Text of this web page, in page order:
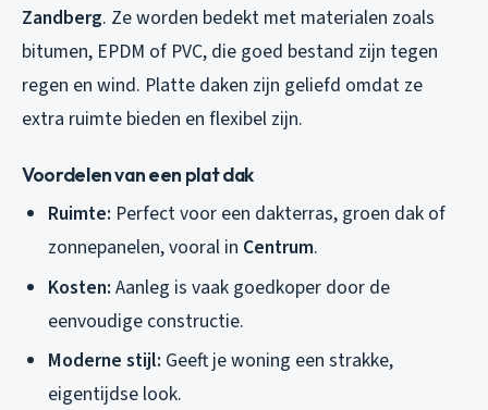
Zandberg. Ze worden bedekt met materialen zoals
bitumen, EPDM of PVC, die goed bestand zijn tegen
regen en wind. Platte daken zijn geliefd omdat ze
extra ruimte bieden en flexibel zijn.
Voordelen van een plat dak
Ruimte: Perfect voor een dakterras, groen dak of
zonnepanelen, vooral in Centrum.
Kosten: Aanleg is vaak goedkoper door de
eenvoudige constructie.
Moderne stijl: Geeft je woning een strakke,
eigentijdse look.